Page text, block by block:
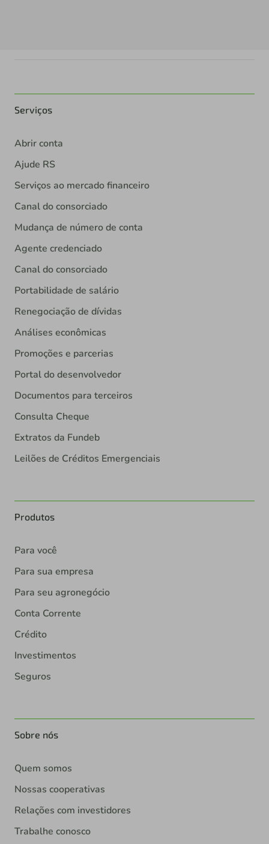
Serviços
Abrir conta
Ajude RS
Serviços ao mercado financeiro
Canal do consorciado
Mudança de número de conta
Agente credenciado
Canal do consorciado
Portabilidade de salário
Renegociação de dívidas
Análises econômicas
Promoções e parcerias
Portal do desenvolvedor
Documentos para terceiros
Consulta Cheque
Extratos da Fundeb
Leilões de Créditos Emergenciais
Produtos
Para você
Para sua empresa
Para seu agronegócio
Conta Corrente
Crédito
Investimentos
Seguros
Sobre nós
Quem somos
Nossas cooperativas
Relações com investidores
Trabalhe conosco